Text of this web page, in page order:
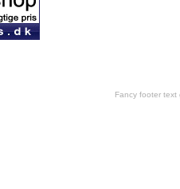
Fancy footer